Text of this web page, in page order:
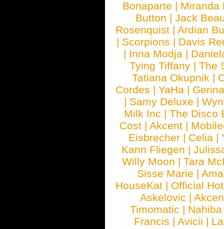
Bonaparte | Miranda
Button | Jack
Rosenquist |Ardian
| Scorpions | Davis
| Inna Modja |
Tying Tiffany |The
Tatiana Okupnik |
Cordes |YaHa |
| Samy Deluxe |
Milk Inc |The Disco
Cost |Akcent |
Eisbrecher | Celia |
Kann Fliegen |
Willy Moon |Tara
Sisse Marie |
HouseKat | Official
Askelovic |
Timomatic | Nahiba
Francis | Avicii |